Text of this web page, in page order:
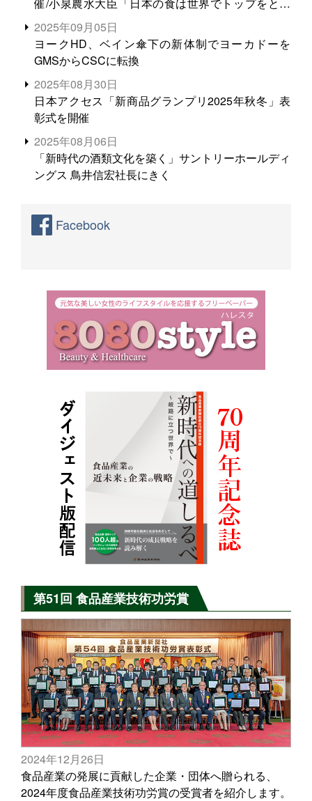
催/小泉農水大臣「日本の食は世界でトップをとれ
る。米増産に向けて、米輸出需要の拡大を」
2025年09月05日
ヨークHD、ベイン傘下の新体制でヨーカドーを
GMSからCSCに転換
2025年08月30日
日本アクセス「新商品グランプリ2025年秋冬」表
彰式を開催
2025年08月06日
「新時代の酒類文化を築く」サントリーホールディ
ングス 鳥井信宏社長にきく
Facebook
第51回 食品産業技術功労賞
2024年12月26日
食品産業の発展に貢献した企業・団体へ贈られる、
2024年度食品産業技術功労賞の受賞者を紹介します。